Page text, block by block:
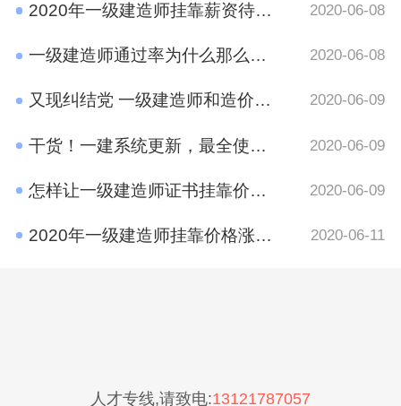
2020年一级建造师挂靠薪资待遇如何？ 2020-06-08
一级建造师通过率为什么那么低?原因有哪些呢？ 2020-06-08
又现纠结党 一级建造师和造价工程师考哪个好？ 2020-06-09
干货！一建系统更新，最全使用攻略在这里 2020-06-09
怎样让一级建造师证书挂靠价格​更高？ 2020-06-09
2020年一级建造师挂靠价格涨了吗？ 2020-06-11
人才专线,请致电:13121787057